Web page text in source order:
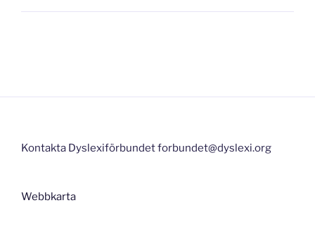
Kontakta Dyslexiförbundet forbundet@dyslexi.org
Webbkarta